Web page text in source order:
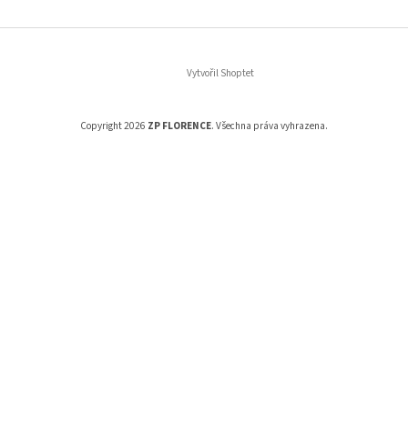
Vytvořil Shoptet
Copyright 2026 ZP FLORENCE. Všechna práva vyhrazena.